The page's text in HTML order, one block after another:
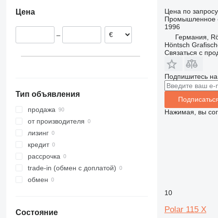
Hamburg
Weil der Stadt
Нидерланды
Цена
–
Тип объявления
продажа
от производителя
лизинг
кредит
рассрочка
trade-in (обмен с доплатой)
обмен
Состояние
Цена по запросу
Промышленное
1996
Германия,
Höntsch
Связаться с
Подпишитесь
Нажимая, вы
10
Polar 115 X